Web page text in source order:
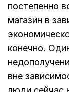
постепенно
магазин в
конечно.
вне